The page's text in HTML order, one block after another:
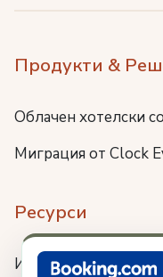
Продукти &
Облачен хотелски
Миграция от Clock
Ресурси
Интеграции